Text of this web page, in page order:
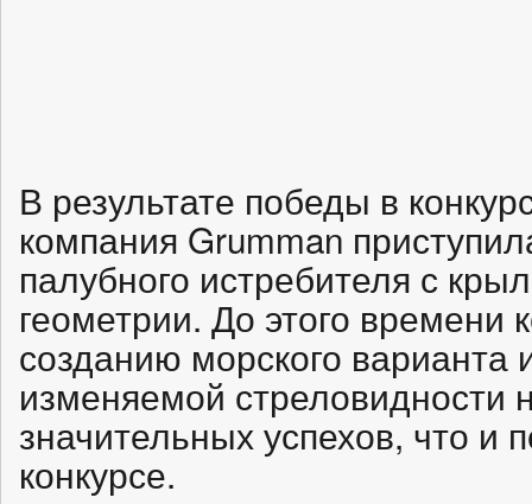
В результате победы в
компания Grumman
палубного истребителя с
геометрии. До этого времени
созданию морского варианта
изменяемой стреловидности
значительных успехов, что и
конкурсе.